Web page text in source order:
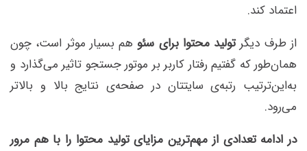
اعتماد کند.
از طرف دیگر تولید محتوا برای سئوهم بسیار موثر است، چون
همان‌طور که گفتیم رفتار کاربر بر موتور جستجو تاثیر می‌گذارد و
به‌این‌ترتیب رتبه‌ی سایتتان در صفحه‌ی نتایج بالا و بالاتر
می‌رود.
در ادامه تعدادی از مهم‌ترین مزایای تولید محتوا را با هم مرور